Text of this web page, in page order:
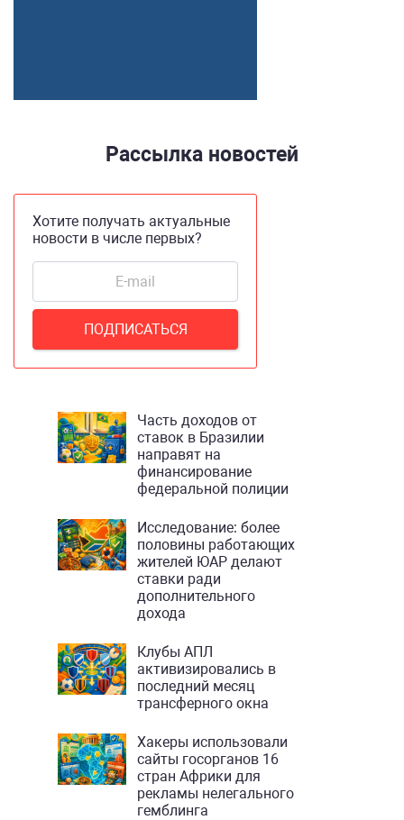
Рассылка новостей
Хотите получать актуальные
новости в числе первых?
Часть доходов от
ставок в Бразилии
направят на
финансирование
федеральной полиции
Исследование: более
половины работающих
жителей ЮАР делают
ставки ради
дополнительного
дохода
Клубы АПЛ
активизировались в
последний месяц
трансферного окна
Хакеры использовали
сайты госорганов 16
стран Африки для
рекламы нелегального
гемблинга